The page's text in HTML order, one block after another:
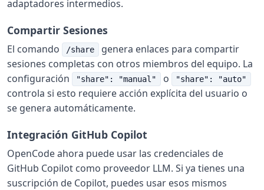
adaptadores intermedios.
Compartir Sesiones
El comando /share
genera enlaces para compartir
sesiones completas con otros miembros del equipo. La
configuración
"share": "manual" o "share": "auto"
controla si esto requiere acción explícita del usuario o
se genera automáticamente.
Integración GitHub Copilot
OpenCode ahora puede usar las credenciales de
GitHub Copilot como proveedor LLM. Si ya tienes una
suscripción de Copilot, puedes usar esos mismos